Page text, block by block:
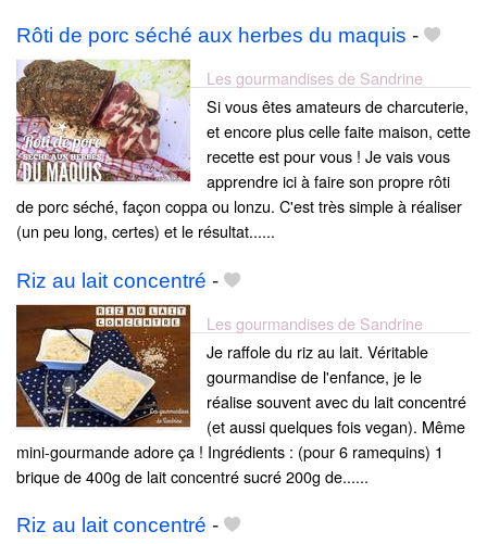
Rôti de porc séché aux herbes du maquis -
Les gourmandises de Sandrine
Si vous êtes amateurs de charcuterie,
et encore plus celle faite maison, cette
recette est pour vous ! Je vais vous
apprendre ici à faire son propre rôti
de porc séché, façon coppa ou lonzu. C'est très simple à réaliser
(un peu long, certes) et le résultat......
Riz au lait concentré -
Les gourmandises de Sandrine
Je raffole du riz au lait. Véritable
gourmandise de l'enfance, je le
réalise souvent avec du lait concentré
(et aussi quelques fois vegan). Même
mini-gourmande adore ça ! Ingrédients : (pour 6 ramequins) 1
brique de 400g de lait concentré sucré 200g de......
Riz au lait concentré -